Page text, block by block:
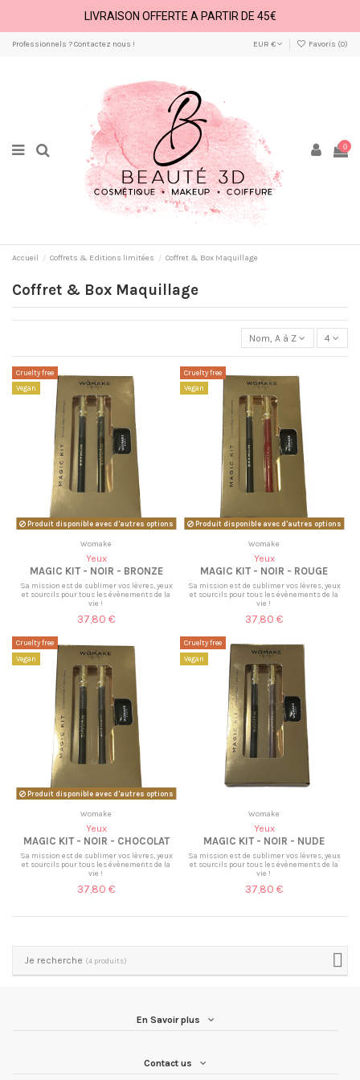
LIVRAISON OFFERTE A PARTIR DE 45€
Professionnels ? Contactez nous ! EUR € Favoris (0)
0
Accueil Coffrets & Editions limitées Coffret & Box Maquillage
Coffret & Box Maquillage
Nom, A à Z 4
Cruelty free
Vegan
Produit disponible avec d'autres options
Womake
Yeux
MAGIC KIT - NOIR - BRONZE
Sa mission est de sublimer vos lèvres, yeux
et sourcils pour tous les évènements de la
vie !
37,80 €
Cruelty free
Vegan
Produit disponible avec d'autres options
Womake
Yeux
MAGIC KIT - NOIR - ROUGE
Sa mission est de sublimer vos lèvres, yeux
et sourcils pour tous les évènements de la
vie !
37,80 €
Cruelty free
Vegan
Produit disponible avec d'autres options
Womake
Yeux
MAGIC KIT - NOIR - CHOCOLAT
Sa mission est de sublimer vos lèvres, yeux
et sourcils pour tous les évènements de la
vie !
37,80 €
Cruelty free
Vegan
Womake
Yeux
MAGIC KIT - NOIR - NUDE
Sa mission est de sublimer vos lèvres, yeux
et sourcils pour tous les évènements de la
vie !
37,80 €
Je recherche (4 produits)
En Savoir plus
Contact us